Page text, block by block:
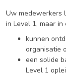
Uw medewerkers
in Level 1, maar
kunnen
organisatie
een solide
Level 1